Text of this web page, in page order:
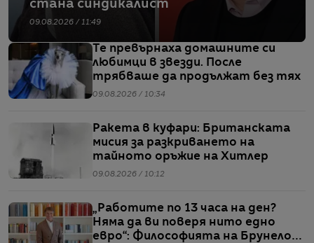
стана синдикалист
09.08.2026 / 11:49
Те превърнаха домашните си
любимци в звезди. После
трябваше да продължат без тях
09.08.2026 / 10:34
Ракета в куфари: Британската
мисия за разкриването на
тайното оръжие на Хитлер
09.08.2026 / 10:12
„Работите по 13 часа на ден?
Няма да ви поверя нито едно
евро“: Философията на Брунело